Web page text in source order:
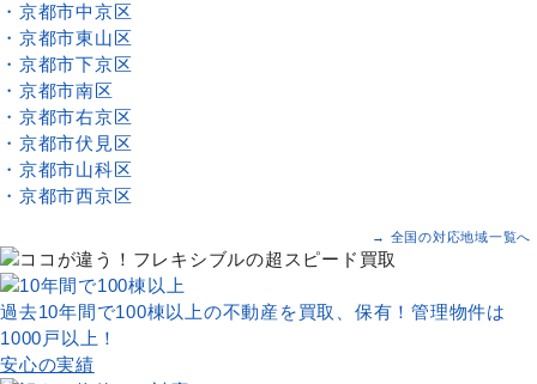
・京都市中京区
・京都市東山区
・京都市下京区
・京都市南区
・京都市右京区
・京都市伏見区
・京都市山科区
・京都市西京区
→ 全国の対応地域一覧へ
過去10年間で100棟以上の不動産を買取、保有！管理物件は
1000戸以上！
安心の実績